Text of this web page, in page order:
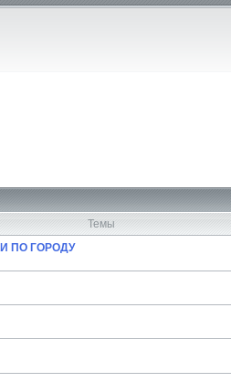
Темы
ПО ГОРОДУ